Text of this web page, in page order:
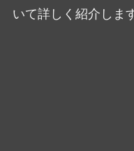
いて詳しく紹介しま